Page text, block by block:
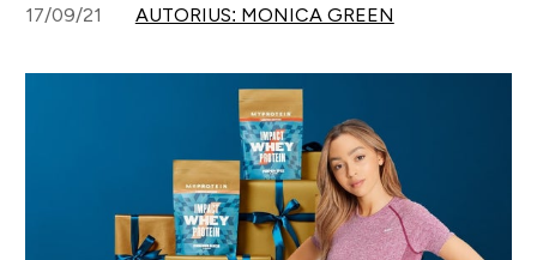
17/09/21 AUTORIUS: MONICA GREEN